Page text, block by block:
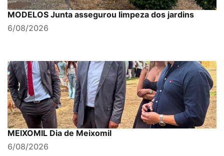
MODELOS Junta assegurou limpeza dos jardins
6/08/2026
MEIXOMIL Dia de Meixomil
6/08/2026